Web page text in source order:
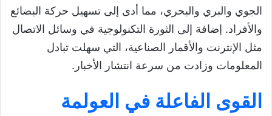
الجوي والبري والبحري، مما أدى إلى تسهيل حركة البضائع
والأفراد. إضافة إلى الثورة التكنولوجية في وسائل الاتصال
مثل الإنترنت والأقمار الصناعية، التي سهلت تبادل
المعلومات وزادت من سرعة انتشار الأخبار.
القوى الفاعلة في العولمة